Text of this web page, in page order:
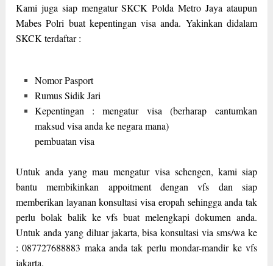
Kami juga siap mengatur SKCK Polda Metro Jaya ataupun
Mabes Polri buat kepentingan visa anda. Yakinkan didalam
SKCK terdaftar :
Nomor Pasport
Rumus Sidik Jari
Kepentingan : mengatur visa (berharap cantumkan
maksud visa anda ke negara mana)
pembuatan visa
Untuk anda yang mau mengatur visa schengen, kami siap
bantu membikinkan appoitment dengan vfs dan siap
memberikan layanan konsultasi visa eropah sehingga anda tak
perlu bolak balik ke vfs buat melengkapi dokumen anda.
Untuk anda yang diluar jakarta, bisa konsultasi via sms/wa ke
: 087727688883 maka anda tak perlu mondar-mandir ke vfs
jakarta.